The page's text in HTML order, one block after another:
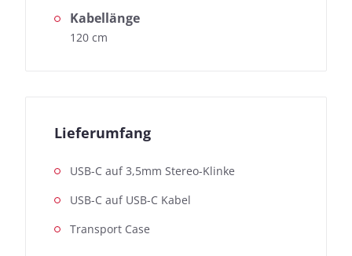
Kabellänge
120 cm
Lieferumfang
USB-C auf 3,5mm Stereo-Klinke
USB-C auf USB-C Kabel
Transport Case